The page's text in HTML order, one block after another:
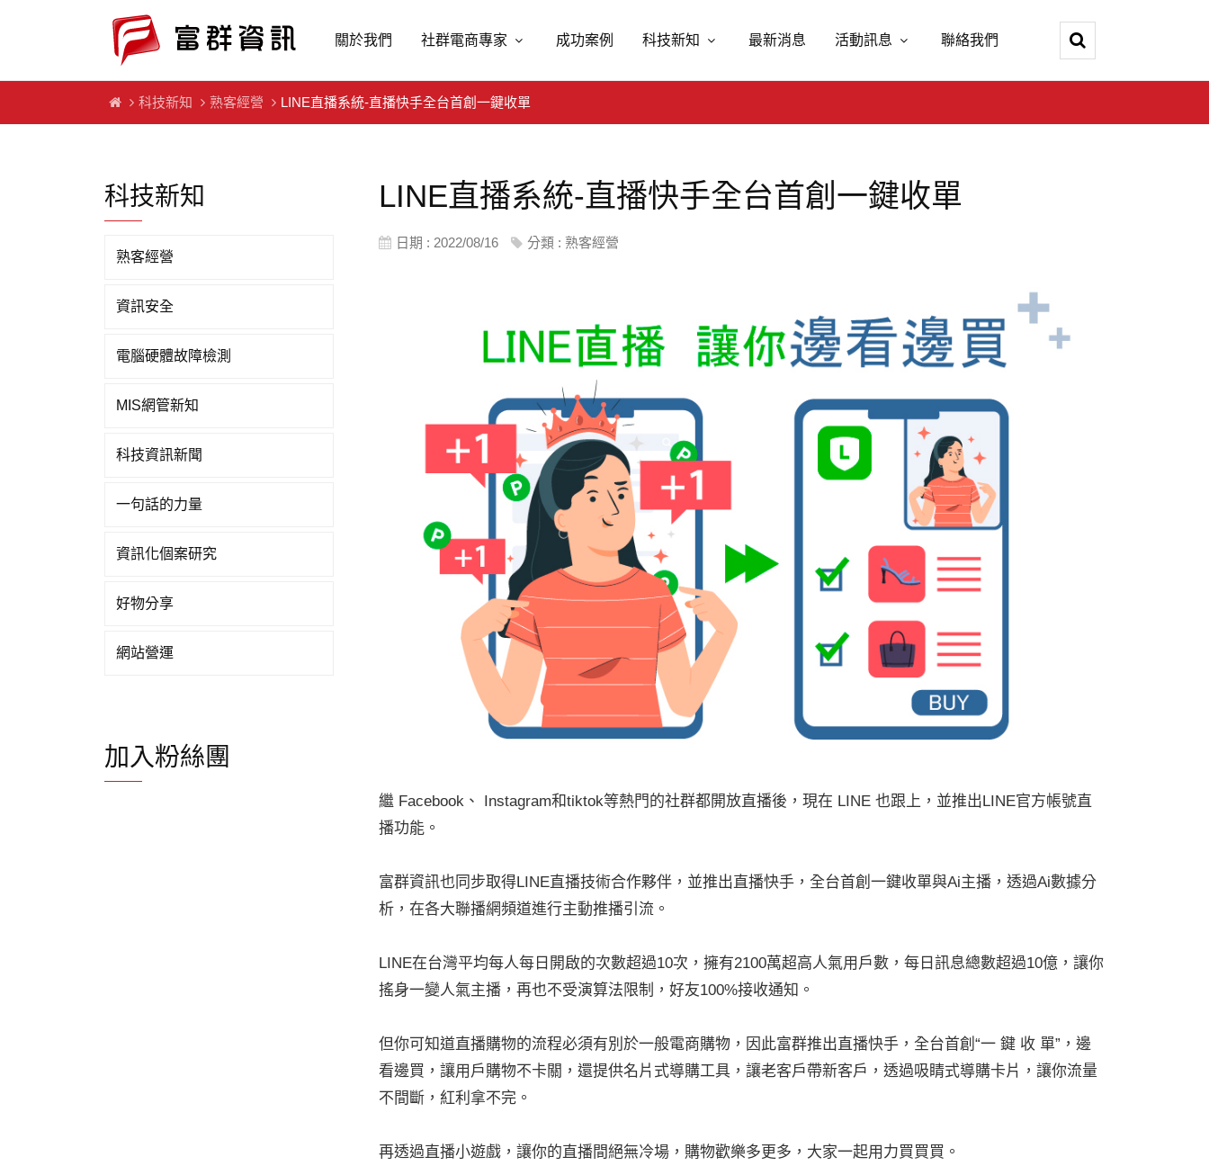
關於我們 社群電商專家 成功案例 科技新知 最新消息 活動訊息 聯絡我們
科技新知 熟客經營 LINE直播系統-直播快手全台首創一鍵收單
LINE直播系統-直播快手全台首創一鍵收單
日期 : 2022/08/16 分類 : 熟客經營
繼 Facebook、 Instagram和tiktok等熱門的社群都開放直播後，現在 LINE 也跟上，並推出LINE官方帳號直
播功能。
富群資訊也同步取得LINE直播技術合作夥伴，並推出直播快手，全台首創一鍵收單與Ai主播，透過Ai數據分
析，在各大聯播網頻道進行主動推播引流。
LINE在台灣平均每人每日開啟的次數超過10次，擁有2100萬超高人氣用戶數，每日訊息總數超過10億，讓你
搖身一變人氣主播，再也不受演算法限制，好友100%接收通知。
但你可知道直播購物的流程必須有別於一般電商購物，因此富群推出直播快手，全台首創“一 鍵 收 單”，邊
看邊買，讓用戶購物不卡關，還提供名片式導購工具，讓老客戶帶新客戶，透過吸睛式導購卡片，讓你流量
不間斷，紅利拿不完。
再透過直播小遊戲，讓你的直播間絕無冷場，購物歡樂多更多，大家一起用力買買買。
科技新知
熟客經營
資訊安全
電腦硬體故障檢測
MIS網管新知
科技資訊新聞
一句話的力量
資訊化個案研究
好物分享
網站營運
加入粉絲團